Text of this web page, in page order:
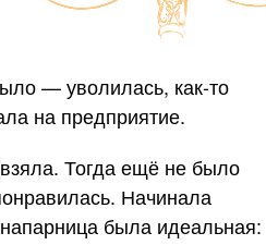
— уволилась, как-то
на предприятие.
Тогда ещё не было
Начинала
была идеальная: